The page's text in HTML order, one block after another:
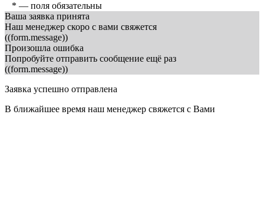
* — поля обязательны
Ваша заявка принята
Наш менеджер скоро с вами свяжется
((form.message))
Произошла ошибка
Попробуйте отправить сообщение ещё раз
((form.message))
Заявка успешно отправлена
В ближайшее время наш менеджер свяжется с Вами